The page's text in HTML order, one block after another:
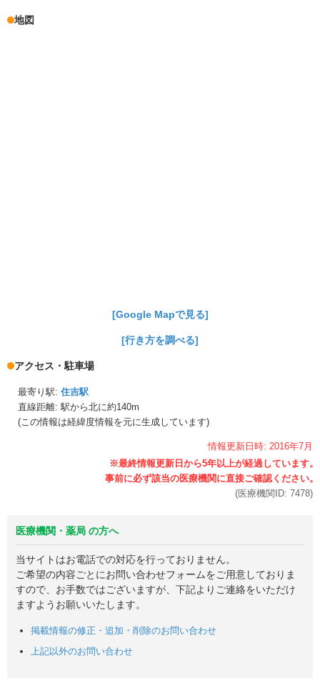
地図
[Google Mapで見る]
[行き方を調べる]
アクセス・駐車場
最寄り駅: 住吉駅
直線距離: 駅から北に約140m
(この情報は経緯度情報を元に生成しています)
情報更新日時: 2016年7月
(医療機関ID: 7478)
医療機関・薬局 の方へ
当サイトはお電話での対応を行っておりません。
ご希望の内容ごとにお問い合わせフォームをご用意しておりま
すので、お手数ではございますが、下記よりご連絡をいただけ
ますようお願いいたします。
掲載情報の修正・追加・削除のお問い合わせ
上記以外のお問い合わせ